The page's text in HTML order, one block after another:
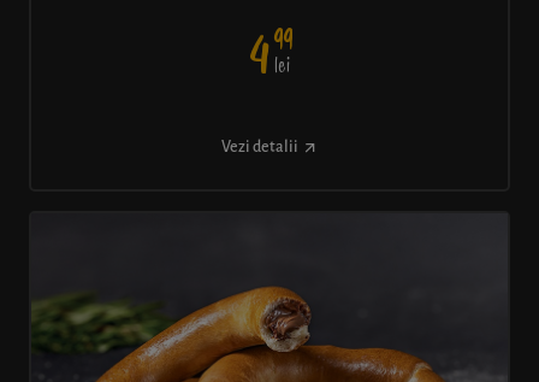
499
lei
Vezi detalii